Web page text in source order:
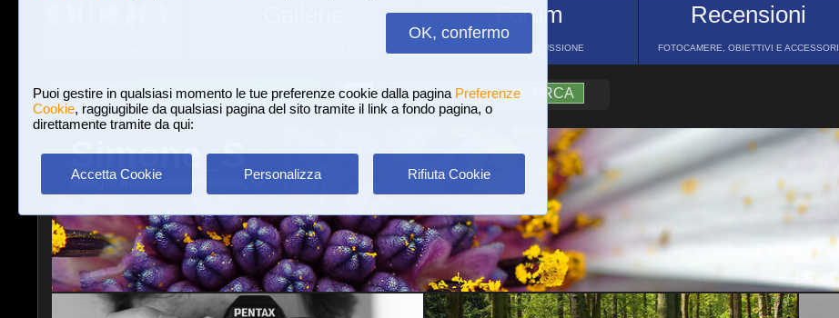
OK, confermo
Puoi gestire in qualsiasi momento le tue preferenze cookie dalla pagina Preferenze
Cookie, raggiugibile da qualsiasi pagina del sito tramite il link a fondo pagina, o
direttamente tramite da qui:
Accetta Cookie Personalizza Rifiuta Cookie
Forum
FORUM DI DISCUSSIONE
Recensioni
FOTOCAMERE, OBIETTIVI E ACCESSORI
Login Iscriviti a JuzaPhoto! A A ?AIUTO RICERCA
Simone_S
www.juzaphoto.com/p/Simone_S2